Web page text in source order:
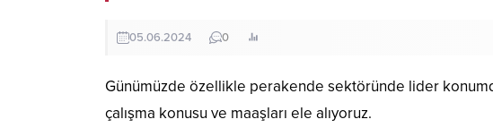
05.06.2024 0
Günümüzde özellikle perakende sektöründe lider
çalışma konusu ve maaşları ele alıyoruz.